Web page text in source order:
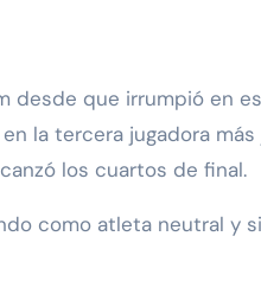
desde que irrumpió en
la tercera jugadora
los cuartos de final.
como atleta neutral y